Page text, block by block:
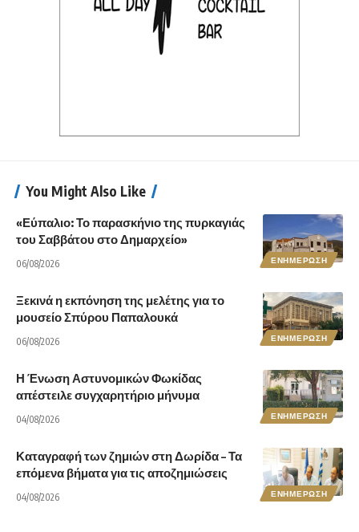
You Might Also Like
ΕΝΗΜΕΡΩΣΗ
«Εύπαλιο: Το παρασκήνιο της πυρκαγιάς
του Σαββάτου στο Δημαρχείο»
06/08/2026
ΕΝΗΜΕΡΩΣΗ
Ξεκινά η εκπόνηση της μελέτης για το
μουσείο Σπύρου Παπαλουκά
06/08/2026
ΕΝΗΜΕΡΩΣΗ
Η Ένωση Αστυνομικών Φωκίδας
απέστειλε συγχαρητήριο μήνυμα
04/08/2026
ΕΝΗΜΕΡΩΣΗ
Καταγραφή των ζημιών στη Δωρίδα – Τα
επόμενα βήματα για τις αποζημιώσεις
04/08/2026